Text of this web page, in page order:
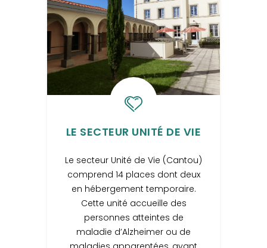
LE SECTEUR UNITÉ DE VIE
Le secteur Unité de Vie (Cantou)
comprend 14 places dont deux
en hébergement temporaire.
Cette unité accueille des
personnes atteintes de
maladie d’Alzheimer ou de